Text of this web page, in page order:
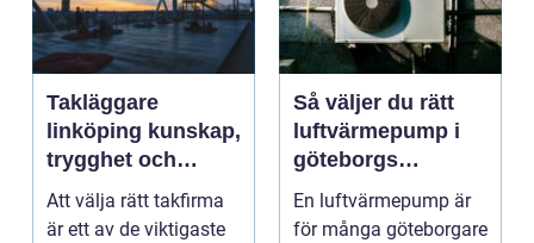
Takläggare
linköping kunskap,
trygghet och
hållbara tak
Att välja rätt takfirma
är ett av de viktigaste
Så väljer du rätt
luftvärmepump i
göteborgs
kustklimat
En luftvärmepump är
för många göteborgare